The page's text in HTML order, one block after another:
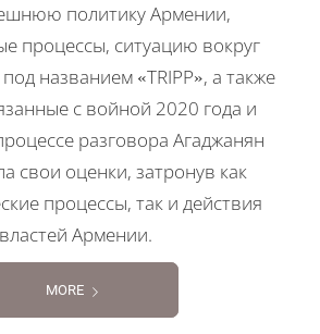
политику Армении,
процессы, ситуацию вокруг
названием «TRIPP», а также
с войной 2020 года и
разговора Агаджанян
свои оценки, затронув как
процессы, так и действия
властей Армении.
MORE